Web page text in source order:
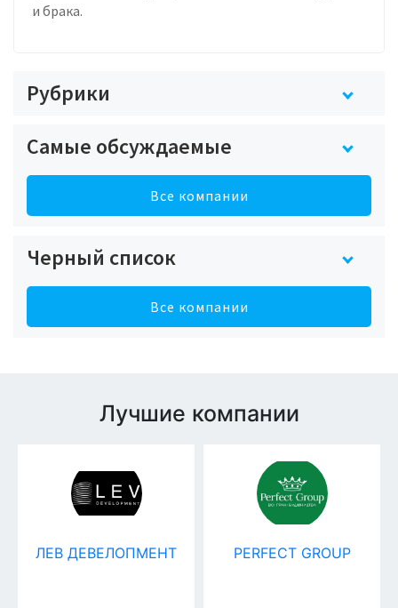
и брака.
Рубрики
Самые обсуждаемые
Все компании
Черный список
Все компании
Лучшие компании
PERFECT GROUP
Студия волос